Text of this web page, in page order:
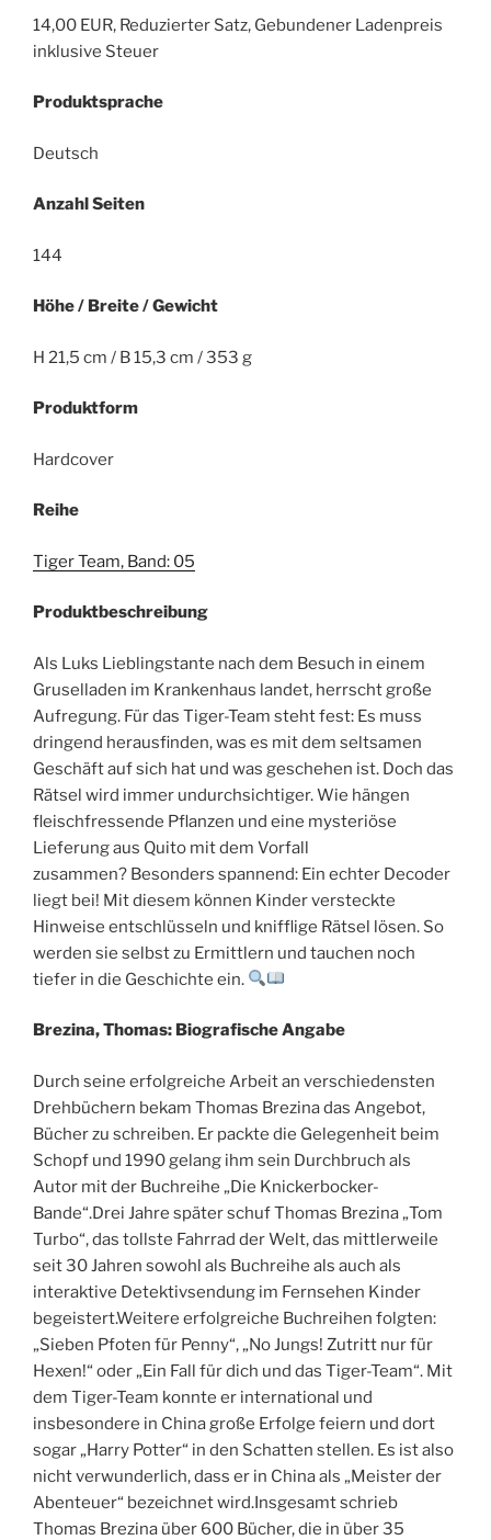
14,00 EUR, Reduzierter Satz, Gebundener Ladenpreis
inklusive Steuer
Produktsprache
Deutsch
Anzahl Seiten
144
Höhe / Breite / Gewicht
H 21,5 cm / B 15,3 cm / 353 g
Produktform
Hardcover
Reihe
Tiger Team, Band: 05
Produktbeschreibung
Als Luks Lieblingstante nach dem Besuch in einem
Gruselladen im Krankenhaus landet, herrscht große
Aufregung. Für das Tiger-Team steht fest: Es muss
dringend herausfinden, was es mit dem seltsamen
Geschäft auf sich hat und was geschehen ist. Doch das
Rätsel wird immer undurchsichtiger. Wie hängen
fleischfressende Pflanzen und eine mysteriöse
Lieferung aus Quito mit dem Vorfall
zusammen? Besonders spannend: Ein echter Decoder
liegt bei! Mit diesem können Kinder versteckte
Hinweise entschlüsseln und knifflige Rätsel lösen. So
werden sie selbst zu Ermittlern und tauchen noch
tiefer in die Geschichte ein.
Brezina, Thomas: Biografische Angabe
Durch seine erfolgreiche Arbeit an verschiedensten
Drehbüchern bekam Thomas Brezina das Angebot,
Bücher zu schreiben. Er packte die Gelegenheit beim
Schopf und 1990 gelang ihm sein Durchbruch als
Autor mit der Buchreihe „Die Knickerbocker-
Bande“.Drei Jahre später schuf Thomas Brezina „Tom
Turbo“, das tollste Fahrrad der Welt, das mittlerweile
seit 30 Jahren sowohl als Buchreihe als auch als
interaktive Detektivsendung im Fernsehen Kinder
begeistert.Weitere erfolgreiche Buchreihen folgten:
„Sieben Pfoten für Penny“, „No Jungs! Zutritt nur für
Hexen!“ oder „Ein Fall für dich und das Tiger-Team“. Mit
dem Tiger-Team konnte er international und
insbesondere in China große Erfolge feiern und dort
sogar „Harry Potter“ in den Schatten stellen. Es ist also
nicht verwunderlich, dass er in China als „Meister der
Abenteuer“ bezeichnet wird.Insgesamt schrieb
Thomas Brezina über 600 Bücher, die in über 35